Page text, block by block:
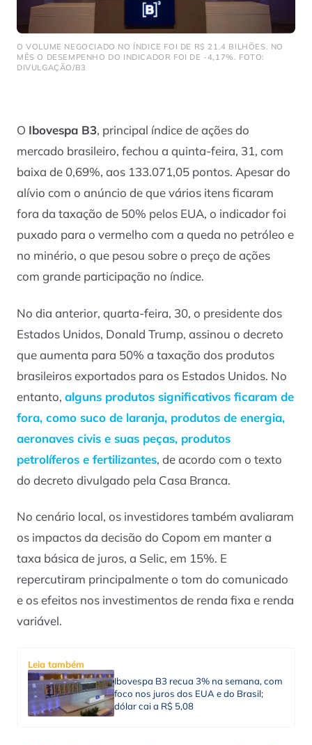
O VOLUME NEGOCIADO NO ÍNDICE FOI DE R$ 21.4 BILHÕES. NO
MÊS O DESEMPENHO DO INDICADOR FOI DE -4,17%. FOTO:
DIVULGAÇÃO/B3
O Ibovespa B3, principal índice de ações do
mercado brasileiro, fechou a quinta-feira, 31, com
baixa de 0,69%, aos 133.071,05 pontos. Apesar do
alívio com o anúncio de que vários itens ficaram
fora da taxação de 50% pelos EUA, o indicador foi
puxado para o vermelho com a queda no petróleo e
no minério, o que pesou sobre o preço de ações
com grande participação no índice.
No dia anterior, quarta-feira, 30, o presidente dos
Estados Unidos, Donald Trump, assinou o decreto
que aumenta para 50% a taxação dos produtos
brasileiros exportados para os Estados Unidos. No
entanto, alguns produtos significativos ficaram de
fora, como suco de laranja, produtos de energia,
aeronaves civis e suas peças, produtos
petrolíferos e fertilizantes, de acordo com o texto
do decreto divulgado pela Casa Branca.
No cenário local, os investidores também avaliaram
os impactos da decisão do Copom em manter a
taxa básica de juros, a Selic, em 15%. E
repercutiram principalmente o tom do comunicado
e os efeitos nos investimentos de renda fixa e renda
variável.
Leia também
Ibovespa B3 recua 3% na semana, com
foco nos juros dos EUA e do Brasil;
dólar cai a R$ 5,08